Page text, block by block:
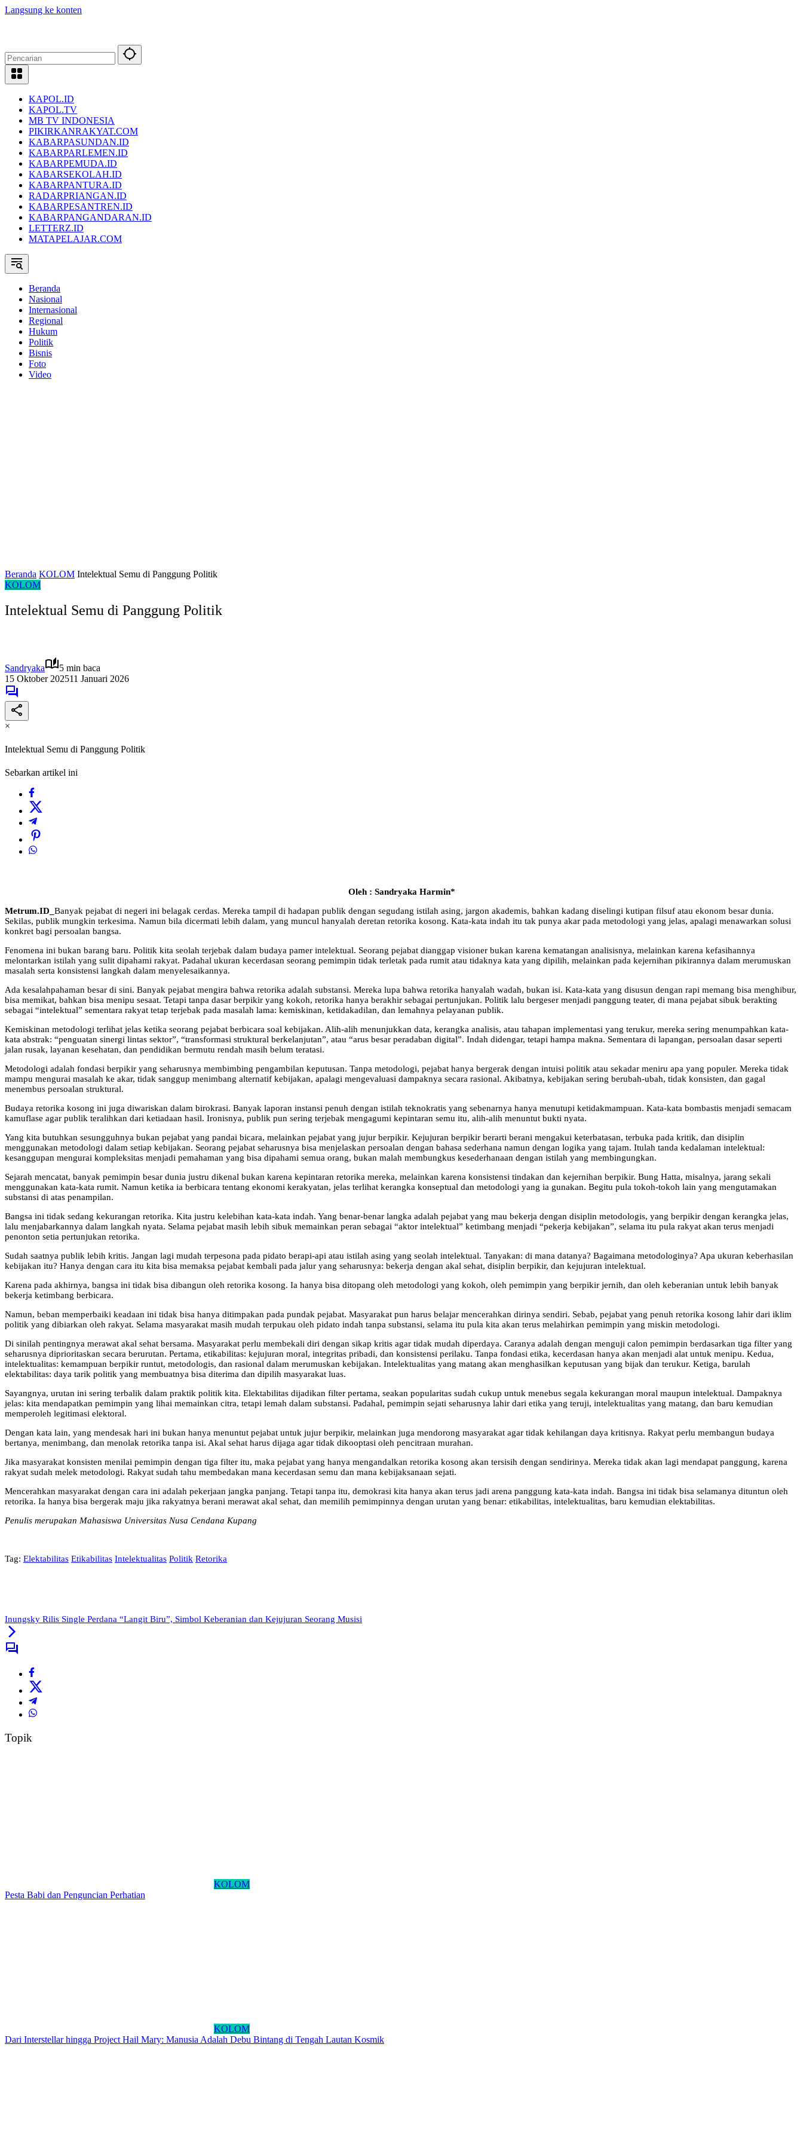
Langsung ke konten
KAPOL.ID
KAPOL.TV
MB TV INDONESIA
PIKIRKANRAKYAT.COM
KABARPASUNDAN.ID
KABARPARLEMEN.ID
KABARPEMUDA.ID
KABARSEKOLAH.ID
KABARPANTURA.ID
RADARPRIANGAN.ID
KABARPESANTREN.ID
KABARPANGANDARAN.ID
LETTERZ.ID
MATAPELAJAR.COM
Beranda
Nasional
Internasional
Regional
Hukum
Politik
Bisnis
Foto
Video
Beranda KOLOM Intelektual Semu di Panggung Politik
KOLOM
Intelektual Semu di Panggung Politik
Sandryaka
5 min baca
15 Oktober 202511 Januari 2026
×
Intelektual Semu di Panggung Politik
Sebarkan artikel ini
Oleh : Sandryaka Harmin*
Metrum.ID_ Banyak pejabat di negeri ini belagak cerdas. Mereka tampil di hadapan publik dengan segudang istilah asing, jargon akademis, bahkan kadang diselingi kutipan filsuf atau ekonom besar dunia.
Sekilas, publik mungkin terkesima. Namun bila dicermati lebih dalam, yang muncul hanyalah deretan retorika kosong. Kata-kata indah itu tak punya akar pada metodologi yang jelas, apalagi menawarkan solusi
konkret bagi persoalan bangsa.
Fenomena ini bukan barang baru. Politik kita seolah terjebak dalam budaya pamer intelektual. Seorang pejabat dianggap visioner bukan karena kematangan analisisnya, melainkan karena kefasihannya
melontarkan istilah yang sulit dipahami rakyat. Padahal ukuran kecerdasan seorang pemimpin tidak terletak pada rumit atau tidaknya kata yang dipilih, melainkan pada kejernihan pikirannya dalam merumuskan
masalah serta konsistensi langkah dalam menyelesaikannya.
Ada kesalahpahaman besar di sini. Banyak pejabat mengira bahwa retorika adalah substansi. Mereka lupa bahwa retorika hanyalah wadah, bukan isi. Kata-kata yang disusun dengan rapi memang bisa menghibur,
bisa memikat, bahkan bisa menipu sesaat. Tetapi tanpa dasar berpikir yang kokoh, retorika hanya berakhir sebagai pertunjukan. Politik lalu bergeser menjadi panggung teater, di mana pejabat sibuk berakting
sebagai “intelektual” sementara rakyat tetap terjebak pada masalah lama: kemiskinan, ketidakadilan, dan lemahnya pelayanan publik.
Kemiskinan metodologi terlihat jelas ketika seorang pejabat berbicara soal kebijakan. Alih-alih menunjukkan data, kerangka analisis, atau tahapan implementasi yang terukur, mereka sering menumpahkan kata-
kata abstrak: “penguatan sinergi lintas sektor”, “transformasi struktural berkelanjutan”, atau “arus besar peradaban digital”. Indah didengar, tetapi hampa makna. Sementara di lapangan, persoalan dasar seperti
jalan rusak, layanan kesehatan, dan pendidikan bermutu rendah masih belum teratasi.
Metodologi adalah fondasi berpikir yang seharusnya membimbing pengambilan keputusan. Tanpa metodologi, pejabat hanya bergerak dengan intuisi politik atau sekadar meniru apa yang populer. Mereka tidak
mampu mengurai masalah ke akar, tidak sanggup menimbang alternatif kebijakan, apalagi mengevaluasi dampaknya secara rasional. Akibatnya, kebijakan sering berubah-ubah, tidak konsisten, dan gagal
menembus persoalan struktural.
Budaya retorika kosong ini juga diwariskan dalam birokrasi. Banyak laporan instansi penuh dengan istilah teknokratis yang sebenarnya hanya menutupi ketidakmampuan. Kata-kata bombastis menjadi semacam
kamuflase agar publik teralihkan dari ketiadaan hasil. Ironisnya, publik pun sering terjebak mengagumi kepintaran semu itu, alih-alih menuntut bukti nyata.
Yang kita butuhkan sesungguhnya bukan pejabat yang pandai bicara, melainkan pejabat yang jujur berpikir. Kejujuran berpikir berarti berani mengakui keterbatasan, terbuka pada kritik, dan disiplin
menggunakan metodologi dalam setiap kebijakan. Seorang pejabat seharusnya bisa menjelaskan persoalan dengan bahasa sederhana namun dengan logika yang tajam. Itulah tanda kedalaman intelektual:
kesanggupan mengurai kompleksitas menjadi pemahaman yang bisa dipahami semua orang, bukan malah membungkus kesederhanaan dengan istilah yang membingungkan.
Sejarah mencatat, banyak pemimpin besar dunia justru dikenal bukan karena kepintaran retorika mereka, melainkan karena konsistensi tindakan dan kejernihan berpikir. Bung Hatta, misalnya, jarang sekali
menggunakan kata-kata rumit. Namun ketika ia berbicara tentang ekonomi kerakyatan, jelas terlihat kerangka konseptual dan metodologi yang ia gunakan. Begitu pula tokoh-tokoh lain yang mengutamakan
substansi di atas penampilan.
Bangsa ini tidak sedang kekurangan retorika. Kita justru kelebihan kata-kata indah. Yang benar-benar langka adalah pejabat yang mau bekerja dengan disiplin metodologis, yang berpikir dengan kerangka jelas,
lalu menjabarkannya dalam langkah nyata. Selama pejabat masih lebih sibuk memainkan peran sebagai “aktor intelektual” ketimbang menjadi “pekerja kebijakan”, selama itu pula rakyat akan terus menjadi
penonton setia pertunjukan retorika.
Sudah saatnya publik lebih kritis. Jangan lagi mudah terpesona pada pidato berapi-api atau istilah asing yang seolah intelektual. Tanyakan: di mana datanya? Bagaimana metodologinya? Apa ukuran keberhasilan
kebijakan itu? Hanya dengan cara itu kita bisa memaksa pejabat kembali pada jalur yang seharusnya: bekerja dengan akal sehat, disiplin berpikir, dan kejujuran intelektual.
Karena pada akhirnya, bangsa ini tidak bisa dibangun oleh retorika kosong. Ia hanya bisa ditopang oleh metodologi yang kokoh, oleh pemimpin yang berpikir jernih, dan oleh keberanian untuk lebih banyak
bekerja ketimbang berbicara.
Namun, beban memperbaiki keadaan ini tidak bisa hanya ditimpakan pada pundak pejabat. Masyarakat pun harus belajar mencerahkan dirinya sendiri. Sebab, pejabat yang penuh retorika kosong lahir dari iklim
politik yang dibiarkan oleh rakyat. Selama masyarakat masih mudah terpukau oleh pidato indah tanpa substansi, selama itu pula kita akan terus melahirkan pemimpin yang miskin metodologi.
Di sinilah pentingnya merawat akal sehat bersama. Masyarakat perlu membekali diri dengan sikap kritis agar tidak mudah diperdaya. Caranya adalah dengan menguji calon pemimpin berdasarkan tiga filter yang
seharusnya diprioritaskan secara berurutan. Pertama, etikabilitas: kejujuran moral, integritas pribadi, dan konsistensi perilaku. Tanpa fondasi etika, kecerdasan hanya akan menjadi alat untuk menipu. Kedua,
intelektualitas: kemampuan berpikir runtut, metodologis, dan rasional dalam merumuskan kebijakan. Intelektualitas yang matang akan menghasilkan keputusan yang bijak dan terukur. Ketiga, barulah
elektabilitas: daya tarik politik yang membuatnya bisa diterima dan dipilih masyarakat luas.
Sayangnya, urutan ini sering terbalik dalam praktik politik kita. Elektabilitas dijadikan filter pertama, seakan popularitas sudah cukup untuk menebus segala kekurangan moral maupun intelektual. Dampaknya
jelas: kita mendapatkan pemimpin yang lihai memainkan citra, tetapi lemah dalam substansi. Padahal, pemimpin sejati seharusnya lahir dari etika yang teruji, intelektualitas yang matang, dan baru kemudian
memperoleh legitimasi elektoral.
Dengan kata lain, yang mendesak hari ini bukan hanya menuntut pejabat untuk jujur berpikir, melainkan juga mendorong masyarakat agar tidak kehilangan daya kritisnya. Rakyat perlu membangun budaya
bertanya, menimbang, dan menolak retorika tanpa isi. Akal sehat harus dijaga agar tidak dikooptasi oleh pencitraan murahan.
Jika masyarakat konsisten menilai pemimpin dengan tiga filter itu, maka pejabat yang hanya mengandalkan retorika kosong akan tersisih dengan sendirinya. Mereka tidak akan lagi mendapat panggung, karena
rakyat sudah melek metodologi. Rakyat sudah tahu membedakan mana kecerdasan semu dan mana kebijaksanaan sejati.
Mencerahkan masyarakat dengan cara ini adalah pekerjaan jangka panjang. Tetapi tanpa itu, demokrasi kita hanya akan terus jadi arena panggung kata-kata indah. Bangsa ini tidak bisa selamanya dituntun oleh
retorika. Ia hanya bisa bergerak maju jika rakyatnya berani merawat akal sehat, dan memilih pemimpinnya dengan urutan yang benar: etikabilitas, intelektualitas, baru kemudian elektabilitas.
Penulis merupakan Mahasiswa Universitas Nusa Cendana Kupang
Tag: Elektabilitas Etikabilitas Intelektualitas Politik Retorika
Inungsky Rilis Single Perdana “Langit Biru”, Simbol Keberanian dan Kejujuran Seorang Musisi
Topik
KOLOM
Pesta Babi dan Penguncian Perhatian
KOLOM
Dari Interstellar hingga Project Hail Mary: Manusia Adalah Debu Bintang di Tengah Lautan Kosmik